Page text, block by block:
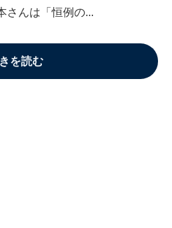
さんは「恒例の...
を読む